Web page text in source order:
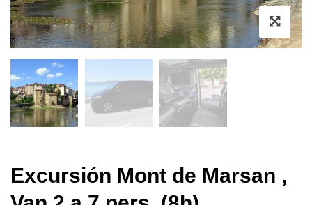
Excursión Mont de Marsan ,